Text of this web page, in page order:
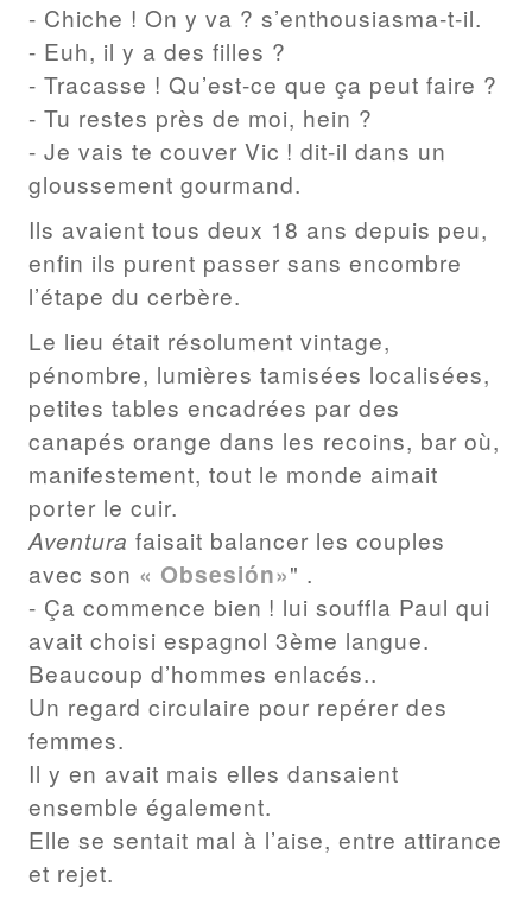
- Chiche ! On y va ? s’enthousiasma-t-il.
- Euh, il y a des filles ?
- Tracasse ! Qu’est-ce que ça peut faire ?
- Tu restes près de moi, hein ?
- Je vais te couver Vic ! dit-il dans un
gloussement gourmand.
Ils avaient tous deux 18 ans depuis peu,
enfin ils purent passer sans encombre
l’étape du cerbère.
Le lieu était résolument vintage,
pénombre, lumières tamisées localisées,
petites tables encadrées par des
canapés orange dans les recoins, bar où,
manifestement, tout le monde aimait
porter le cuir.
Aventura faisait balancer les couples
avec son « Obsesión»" .
- Ça commence bien ! lui souffla Paul qui
avait choisi espagnol 3ème langue.
Beaucoup d’hommes enlacés..
Un regard circulaire pour repérer des
femmes.
Il y en avait mais elles dansaient
ensemble également.
Elle se sentait mal à l’aise, entre attirance
et rejet.